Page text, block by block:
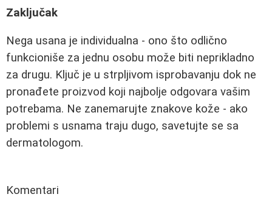
Zaključak
Nega usana je individualna - ono što odlično
funkcioniše za jednu osobu može biti neprikladno
za drugu. Ključ je u strpljivom isprobavanju dok ne
pronađete proizvod koji najbolje odgovara vašim
potrebama. Ne zanemarujte znakove kože - ako
problemi s usnama traju dugo, savetujte se sa
dermatologom.
Komentari